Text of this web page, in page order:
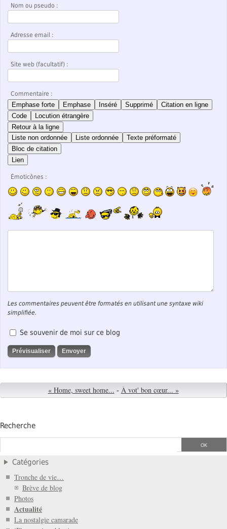
Nom ou pseudo :
Adresse email :
Site web (facultatif) :
Commentaire :
Emphase forte Emphase Inséré Supprimé
Citation en ligne
Code
Locution étrangère
Retour à la ligne
Liste non ordonnée
Liste ordonnée
Texte préformaté
Bloc de citation
Lien
Émoticônes :
Les commentaires peuvent être formatés en utilisant une syntaxe wiki
simplifiée.
Se souvenir de moi sur ce blog
« Home, sweet home... - À vot' bon cœur... »
Recherche
Catégories
Tronche de vie…
Brève de blog
Photos
Actualité
La nostalgie camarade